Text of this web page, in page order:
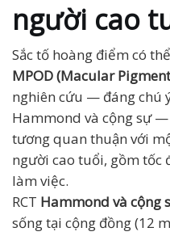
người cao
Sắc tố hoàng điểm có
MPOD (Macular
nghiên cứu — đáng chú
Hammond và cộng sự
tương quan thuận với
người cao tuổi, gồm tốc
làm việc.
RCT Hammond và cộng
sống tại cộng đồng (12